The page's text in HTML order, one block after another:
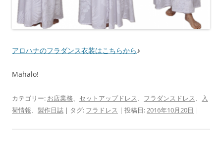
アロハナのフラダンス衣装はこちらから♪
Mahalo!
カテゴリー: お店業務、 セットアップドレス、 フラダンスドレス、
入
荷情報、 製作日誌 | タグ: フラドレス | 投稿日:2016年10月20日 |